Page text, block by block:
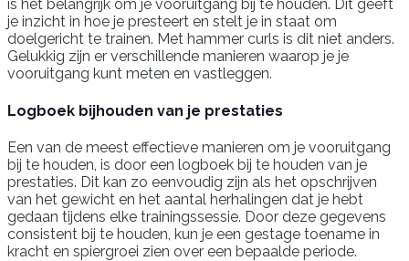
is het belangrijk om je vooruitgang bij te houden. Dit geeft
je inzicht in hoe je presteert en stelt je in staat om
doelgericht te trainen. Met hammer curls is dit niet anders.
Gelukkig zijn er verschillende manieren waarop je je
vooruitgang kunt meten en vastleggen.
Logboek bijhouden van je prestaties
Een van de meest effectieve manieren om je vooruitgang
bij te houden, is door een logboek bij te houden van je
prestaties. Dit kan zo eenvoudig zijn als het opschrijven
van het gewicht en het aantal herhalingen dat je hebt
gedaan tijdens elke trainingssessie. Door deze gegevens
consistent bij te houden, kun je een gestage toename in
kracht en spiergroei zien over een bepaalde periode.